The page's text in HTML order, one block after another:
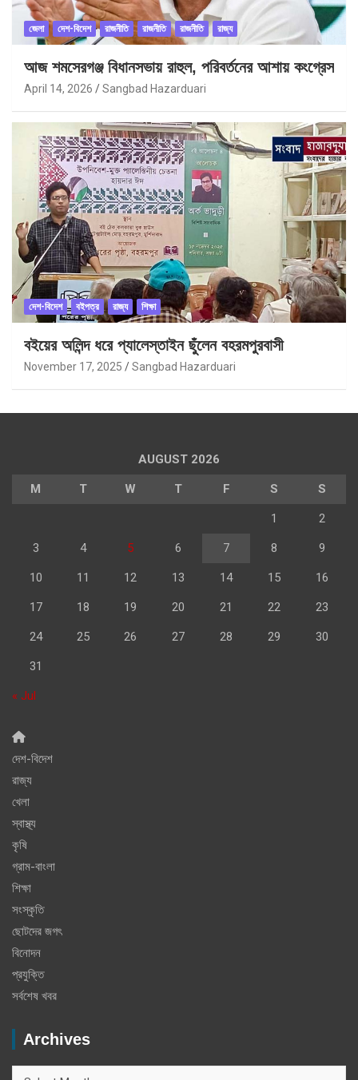
জেলা দেশ-বিদেশ রাজনীতি রাজনীতি রাজনীতি রাজ্য
আজ শমসেরগঞ্জ বিধানসভায় রাহুল, পরিবর্তনের আশায় কংগ্রেস
April 14, 2026 Sangbad Hazarduari
দেশ-বিদেশ বইপত্র রাজ্য শিক্ষা
বইয়ের অলিন্দ ধরে প্যালেস্তাইন ছুঁলেন বহরমপুরবাসী
November 17, 2025 Sangbad Hazarduari
AUGUST 2026
M T W T F S S
1 2
3 4 5 6 7 8 9
10 11 12 13 14 15 16
17 18 19 20 21 22 23
24 25 26 27 28 29 30
31
« Jul
দেশ-বিদেশ
রাজ্য
খেলা
স্বাস্থ্য
কৃষি
গ্রাম-বাংলা
শিক্ষা
সংস্কৃতি
ছোটদের জগৎ
বিনোদন
প্রযুক্তি
সর্বশেষ খবর
Archives